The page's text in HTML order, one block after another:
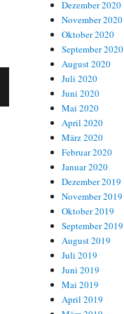
Dezember 2020
November 2020
Oktober 2020
September 2020
August 2020
Juli 2020
Juni 2020
Mai 2020
April 2020
März 2020
Februar 2020
Januar 2020
Dezember 2019
November 2019
Oktober 2019
September 2019
August 2019
Juli 2019
Juni 2019
Mai 2019
April 2019